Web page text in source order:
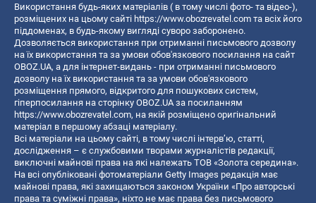
Використання будь-яких матеріалів ( в тому числі фото- та відео-),
розміщених на цьому сайті https://www.obozrevatel.com та всіх його
піддоменах, в будь-якому вигляді суворо заборонено.
Дозволяється використання при отриманні письмового дозволу
на їх використання та за умови обов'язкового посилання на сайт
OBOZ.UA, а для інтернет-видань - при отриманні письмового
дозволу на їх використання та за умови обов'язкового
розміщення прямого, відкритого для пошукових систем,
гіперпосилання на сторінку OBOZ.UA за посиланням
https://www.obozrevatel.com, на якій розміщено оригінальний
матеріал в першому абзаці матеріалу.
Всі матеріали на цьому сайті, в тому числі інтерв’ю, статті,
дослідження – є службовими творами журналістів редакції,
виключні майнові права на які належать ТОВ «Золота середина».
На всі опубліковані фотоматеріали Getty Images редакція має
майнові права, які захищаються законом України «Про авторські
права та суміжні права», ніхто не має права без письмового